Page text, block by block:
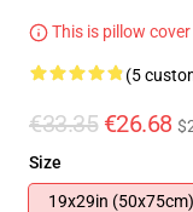
This is pillow
(5
€33.35 €26.68
Size
19x29in (50x75cm)